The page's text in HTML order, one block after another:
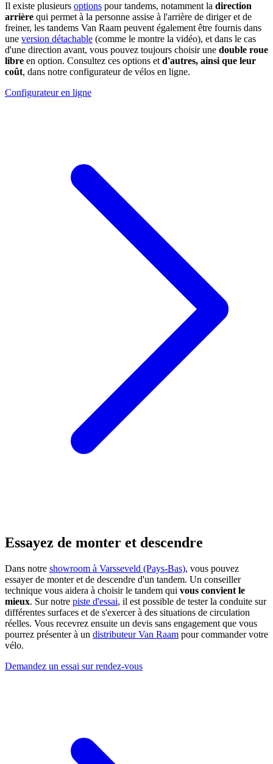
Il existe plusieurs options pour tandems, notamment la direction
arrière qui permet à la personne assise à l'arrière de diriger et de
freiner, les tandems Van Raam peuvent également être fournis dans
une version détachable (comme le montre la vidéo), et dans le cas
d'une direction avant, vous pouvez toujours choisir une double roue
libre en option. Consultez ces options et d'autres, ainsi que leur
coût, dans notre configurateur de vélos en ligne.
Configurateur en ligne
Essayez de monter et descendre
Dans notre showroom à Varsseveld (Pays-Bas), vous pouvez
essayer de monter et de descendre d'un tandem. Un conseiller
technique vous aidera à choisir le tandem qui vous convient le
mieux. Sur notre piste d'essai, il est possible de tester la conduite sur
différentes surfaces et de s'exercer à des situations de circulation
réelles. Vous recevrez ensuite un devis sans engagement que vous
pourrez présenter à un distributeur Van Raam pour commander votre
vélo.
Demandez un essai sur rendez-vous